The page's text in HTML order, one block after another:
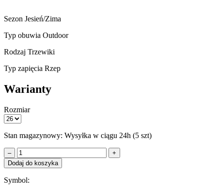
Sezon Jesień/Zima
Typ obuwia Outdoor
Rodzaj Trzewiki
Typ zapięcia Rzep
Warianty
Rozmiar
Stan magazynowy: Wysyłka w ciągu 24h (5 szt)
–
+
Dodaj do koszyka
Symbol: